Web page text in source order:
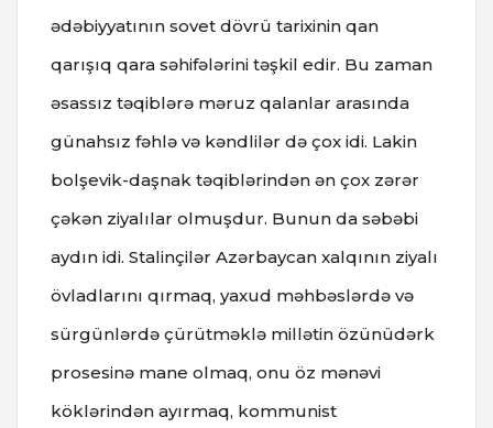
ədəbiyyatının sovet dövrü tarixinin qan
qarışıq qara səhifələrini təşkil edir. Bu zaman
əsassız təqiblərə məruz qalanlar arasında
günahsız fəhlə və kəndlilər də çox idi. Lakin
bolşevik-daşnak təqiblərindən ən çox zərər
çəkən ziyalılar olmuşdur. Bunun da səbəbi
aydın idi. Stalinçilər Azərbaycan xalqının ziyalı
övladlarını qırmaq, yaxud məhbəslərdə və
sürgünlərdə çürütməklə millətin özünüdərk
prosesinə mane olmaq, onu öz mənəvi
köklərindən ayırmaq, kommunist